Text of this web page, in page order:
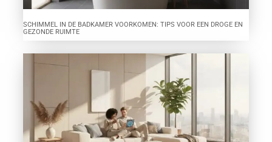
SCHIMMEL IN DE BADKAMER VOORKOMEN: TIPS VOOR EEN DROGE EN
GEZONDE RUIMTE